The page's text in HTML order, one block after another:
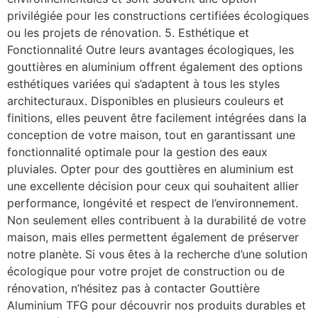
privilégiée pour les constructions certifiées écologiques
ou les projets de rénovation. 5. Esthétique et
Fonctionnalité Outre leurs avantages écologiques, les
gouttières en aluminium offrent également des options
esthétiques variées qui s’adaptent à tous les styles
architecturaux. Disponibles en plusieurs couleurs et
finitions, elles peuvent être facilement intégrées dans la
conception de votre maison, tout en garantissant une
fonctionnalité optimale pour la gestion des eaux
pluviales. Opter pour des gouttières en aluminium est
une excellente décision pour ceux qui souhaitent allier
performance, longévité et respect de l’environnement.
Non seulement elles contribuent à la durabilité de votre
maison, mais elles permettent également de préserver
notre planète. Si vous êtes à la recherche d’une solution
écologique pour votre projet de construction ou de
rénovation, n’hésitez pas à contacter Gouttière
Aluminium TFG pour découvrir nos produits durables et